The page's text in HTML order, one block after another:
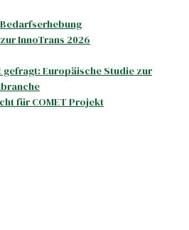
Bedarfserhebung
InnoTrans 2026
gefragt: Europäische Studie zur
für COMET Projekt